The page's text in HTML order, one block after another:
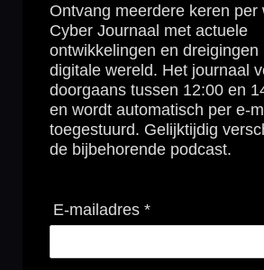
Ontvang meerdere keren per
Cyber Journaal met actuele
ontwikkelingen en dreigingen
digitale wereld. Het journaal
doorgaans tussen 12:00 en
en wordt automatisch per e-
toegestuurd. Gelijktijdig
de bijbehorende podcast.
E-mailadres *